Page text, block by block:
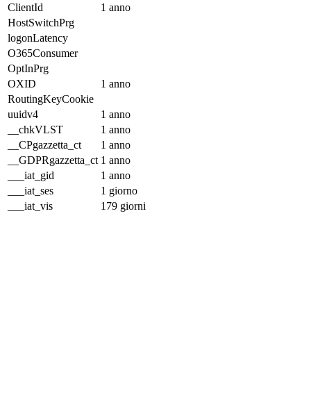
ClientId
1 anno
HostSwitchPrg
logonLatency
O365Consumer
OptInPrg
OXID
1 anno
RoutingKeyCookie
uuidv4
1 anno
__chkVLST
1 anno
__CPgazzetta_ct
1 anno
__GDPRgazzetta_ct 1 anno
___iat_gid
1 anno
___iat_ses
1 giorno
___iat_vis
179 giorni